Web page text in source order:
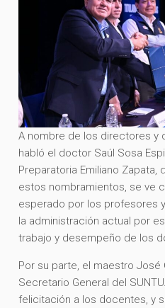
A nombre de los directores y
habló el doctor Saúl Sosa
Preparatoria Emiliano
estos nombramientos, se ve
esperado por los profesores
la administración actual por
trabajo y desempeño de los
Por su parte, el maestro José
Secretario General del
felicitación a los docentes, y